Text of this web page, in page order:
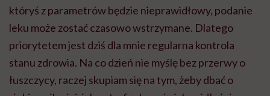
któryś z parametrów będzie nieprawidłowy, podanie
leku może zostać czasowo wstrzymane. Dlatego
priorytetem jest dziś dla mnie regularna kontrola
stanu zdrowia. Na co dzień nie myślę bez przerwy o
łuszczycy, raczej skupiam się na tym, żeby dbać o